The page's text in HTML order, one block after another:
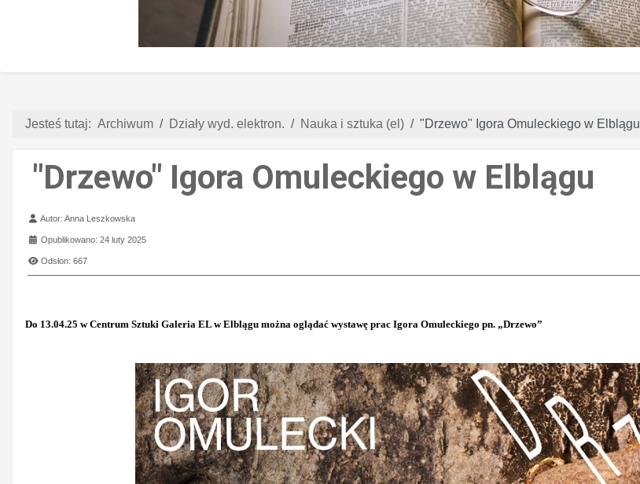
Jesteś tutaj: Archiwum Działy wyd. elektron. Nauka i sztuka (el) "Drzewo" Igora Omuleckiego w Elblągu
"Drzewo" Igora Omuleckiego w Elblągu
Szczegóły
Autor:Anna Leszkowska
Opublikowano: 24 luty 2025
Odsłon: 667
Do 13.04.25 w Centrum Sztuki Galeria EL w Elblągu można oglądać wystawę prac Igora Omuleckiego pn. „Drzewo”